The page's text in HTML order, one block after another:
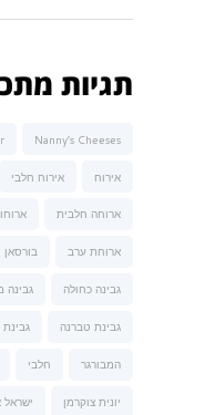
תגיות
Nanny’s Cheeses
אירוח אירוח חלבי
ארוחה חלבית
ארוחת ערב בורסאן
גבינה כחולה גבינה
גבינת טברנה גבינת
המבורגר חלבי
יונית צוקרמן ישראל